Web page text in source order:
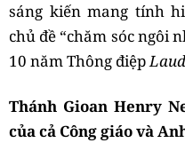
sáng kiến mang tính
chủ đề “chăm sóc ngôi
10 năm Thông điệp
Thánh Gioan Henry
của cả Công giáo và